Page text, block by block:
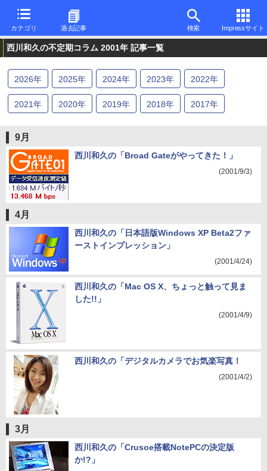
カテゴリ 過去記事 検索 Impressサイト
西川和久の不定期コラム 2001年 記事一覧
2026年 2025年 2024年 2023年 2022年
2021年 2020年 2019年 2018年 2017年
2011年 2010年 2009年 2008年 2007年
2006年 2005
9月
西川和久の「Broad Gateがやってきた！」
(2001/9/3)
4月
西川和久の「日本語版Windows XP Beta2ファ
ーストインプレッション」
(2001/4/24)
西川和久の「Mac OS X、ちょっと触って見ま
した!!」
(2001/4/9)
西川和久の「デジタルカメラでお気楽写真！
(2001/4/2)
3月
西川和久の「Crusoe搭載NotePCの決定版
か!?」